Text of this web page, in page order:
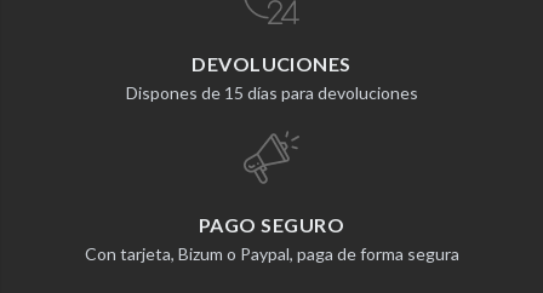
DEVOLUCIONES
Dispones de 15 días para devoluciones
PAGO SEGURO
Con tarjeta, Bizum o Paypal, paga de forma segura